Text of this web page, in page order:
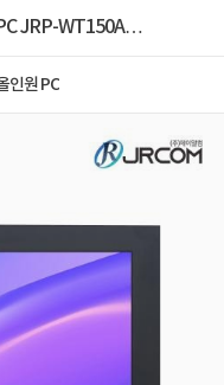
JRP-WT150A
인원 PC